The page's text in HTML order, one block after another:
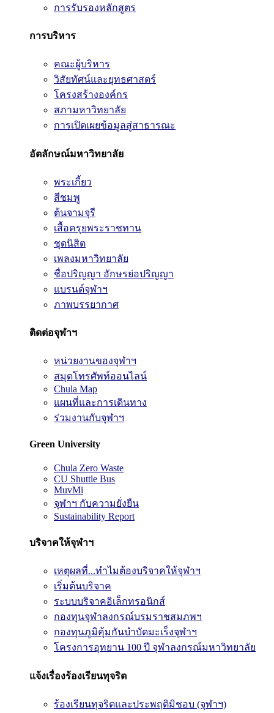
การรับรองหลักสูตร
การบริหาร
คณะผู้บริหาร
วิสัยทัศน์และยุทธศาสตร์
โครงสร้างองค์กร
สภามหาวิทยาลัย
การเปิดเผยข้อมูลสู่สาธารณะ
อัตลักษณ์มหาวิทยาลัย
พระเกี้ยว
สีชมพู
ต้นจามจุรี
เสื้อครุยพระราชทาน
ชุดนิสิต
เพลงมหาวิทยาลัย
ชื่อปริญญา อักษรย่อปริญญา
แบรนด์จุฬาฯ
ภาพบรรยากาศ
ติดต่อจุฬาฯ
หน่วยงานของจุฬาฯ
สมุดโทรศัพท์ออนไลน์
Chula Map
แผนที่และการเดินทาง
ร่วมงานกับจุฬาฯ
Green University
Chula Zero Waste
CU Shuttle Bus
MuvMi
จุฬาฯ กับความยั่งยืน
Sustainability Report
บริจาคให้จุฬาฯ
เหตุผลที่...ทำไมต้องบริจาคให้จุฬาฯ
เริ่มต้นบริจาค
ระบบบริจาคอิเล็กทรอนิกส์
กองทุนจุฬาลงกรณ์บรมราชสมภพฯ
กองทุนภูมิคุ้มกันบำบัดมะเร็งจุฬาฯ
โครงการอุทยาน 100 ปี จุฬาลงกรณ์มหาวิทยาลัย
แจ้งเรื่องร้องเรียนทุจริต
ร้องเรียนทุจริตและประพฤติมิชอบ (จุฬาฯ)